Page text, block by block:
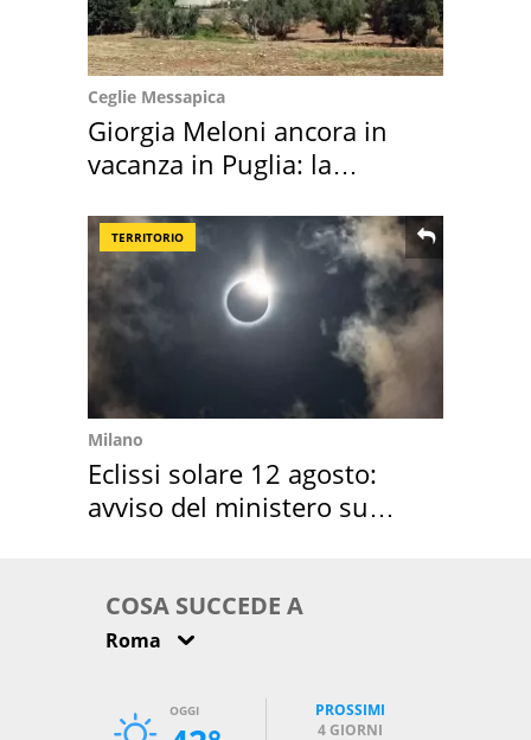
Ceglie Messapica
Giorgia Meloni ancora in
vacanza in Puglia: la
TERRITORIO
Milano
Eclissi solare 12 agosto:
avviso del ministero su